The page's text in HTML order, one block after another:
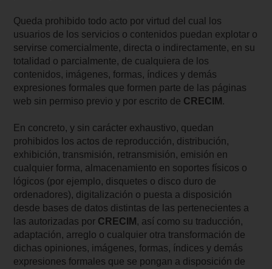
Queda prohibido todo acto por virtud del cual los
usuarios de los servicios o contenidos puedan explotar o
servirse comercialmente, directa o indirectamente, en su
totalidad o parcialmente, de cualquiera de los
contenidos, imágenes, formas, índices y demás
expresiones formales que formen parte de las páginas
web sin permiso previo y por escrito de CRECIM .
En concreto, y sin carácter exhaustivo, quedan
prohibidos los actos de reproducción, distribución,
exhibición, transmisión, retransmisión, emisión en
cualquier forma, almacenamiento en soportes físicos o
lógicos (por ejemplo, disquetes o disco duro de
ordenadores), digitalización o puesta a disposición
desde bases de datos distintas de las pertenecientes a
las autorizadas por CRECIM , así como su traducción,
adaptación, arreglo o cualquier otra transformación de
dichas opiniones, imágenes, formas, índices y demás
expresiones formales que se pongan a disposición de